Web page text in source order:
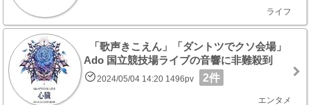
ライフ
「歌声きこえん」「ダントツでクソ会場」
Ado 国立競技場ライブの音響に非難殺到
2024/05/04 14:20 1496pv 2件
エンタメ